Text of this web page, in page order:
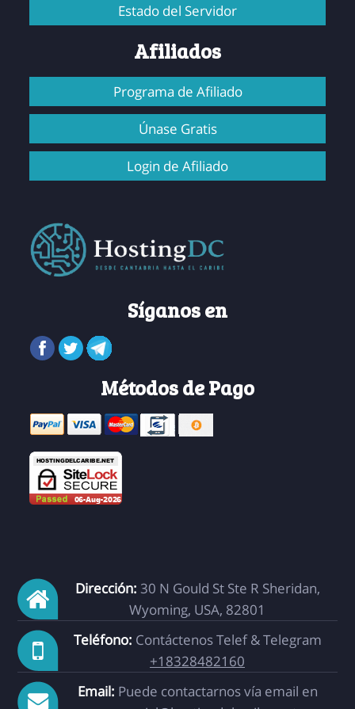
Estado del Servidor
Afiliados
Programa de Afiliado
Únase Gratis
Login de Afiliado
Síganos en
Métodos de Pago
Dirección: 30 N Gould St Ste R Sheridan,
Wyoming, USA, 82801
Teléfono: Contáctenos Telef & Telegram
+18328482160
Email: Puede contactarnos vía email en